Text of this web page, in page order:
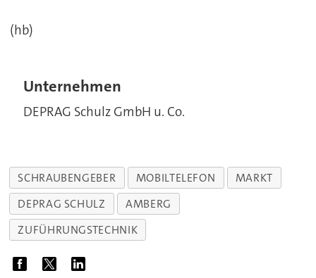
(hb)
Unternehmen
DEPRAG Schulz GmbH u. Co.
SCHRAUBENGEBER MOBILTELEFON
MARKT
DEPRAG SCHULZ
AMBERG
ZUFÜHRUNGSTECHNIK